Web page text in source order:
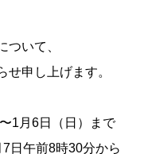
ついて、
せ申し上げます。
1月6日（日）まで
日午前8時30分から